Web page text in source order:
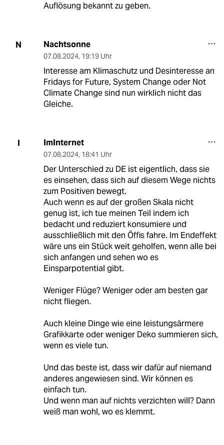
Auflösung bekannt zu geben.
N Nachtsonne
07.08.2024, 19:19 Uhr
Interesse am Klimaschutz und Desinteresse an
Fridays for Future, System Change oder Not
Climate Change sind nun wirklich nicht das
Gleiche.
I ImInternet
07.08.2024, 18:41 Uhr
Der Unterschied zu DE ist eigentlich, dass sie
es einsehen, dass sich auf diesem Wege nichts
zum Positiven bewegt.
Auch wenn es auf der großen Skala nicht
genug ist, ich tue meinen Teil indem ich
bedacht und reduziert konsumiere und
ausschließlich mit den Öffis fahre. Im Endeffekt
wäre uns ein Stück weit geholfen, wenn alle bei
sich anfangen und sehen wo es
Einsparpotential gibt.
Weniger Flüge? Weniger oder am besten gar
nicht fliegen.
Auch kleine Dinge wie eine leistungsärmere
Grafikkarte oder weniger Deko summieren sich,
wenn es viele tun.
Und das beste ist, dass wir dafür auf niemand
anderes angewiesen sind. Wir können es
einfach tun.
Und wenn man auf nichts verzichten will? Dann
weiß man wohl, wo es klemmt.